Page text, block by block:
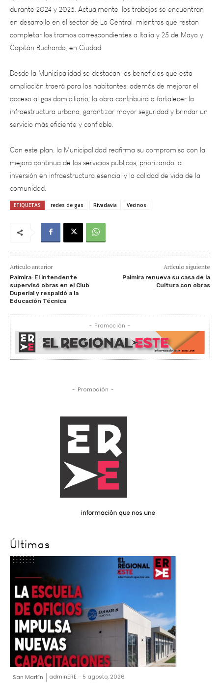
completar los tramos correspondientes a Italia y 25 de Mayo y
Capitán Buchardo, en Ciudad.
Desde la Municipalidad se destacan los beneficios que esta
ampliación traerá para los habitantes: además de mejorar el
acceso al gas domiciliario, la obra contribuirá a fortalecer la
infraestructura urbana, garantizar mayor seguridad y brindar un
servicio más eficiente y confiable.
Con este plan, la Municipalidad reafirma su compromiso con la
mejora continua de los servicios públicos, priorizando la
inversión en infraestructura esencial y la calidad de vida de la
comunidad.
ETIQUETAS redes de gas Rivadavia Vecinos
Artículo anterior
Palmira: El intendente
supervisó obras en el Club
Duperial y respaldó a la
Educación Técnica
Artículo siguiente
Palmira renueva su casa de la
Cultura con obras
- Promoción -
- Promoción -
Últimas
San Martín adminERE - 5 agosto, 2026